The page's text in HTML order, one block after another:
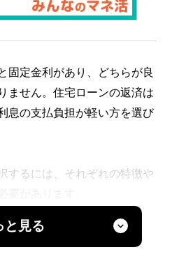
固定金利があり、どちらが良
ません。住宅ローンの返済は
息の支払負担が軽い方を選び
するには、それぞれの特徴や
金利の違いや選択する際の注
と見る